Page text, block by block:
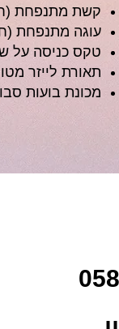
קשת מתנפחת
עוגה מתנפחת
טקס כניסה על
תאורת לייזר
מכונת בועות